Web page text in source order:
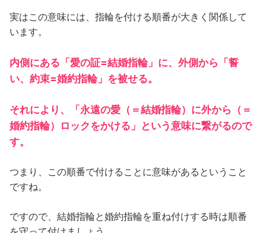
実はこの意味には、指輪を付ける順番が大きく関係して
います。
内側にある「愛の証=結婚指輪」に、外側から「誓
い、約束=婚約指輪」を被せる。
それにより、「永遠の愛（＝結婚指輪）に外から（＝
婚約指輪）ロックをかける」という意味に繋がるので
す。
つまり、この順番で付けることに意味があるということ
ですね。
ですので、結婚指輪と婚約指輪を重ね付けする時は順番